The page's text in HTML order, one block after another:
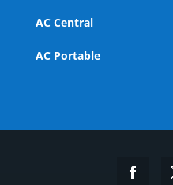
AC Central
AC Portable